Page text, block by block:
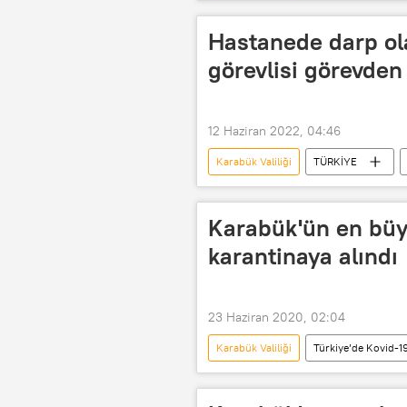
Hastanede darp
görevlisi görevden
12 Haziran 2022, 04:46
Karabük Valiliği TÜRKİYE
Kamu görevlisi
Karabük'ün en
karantinaya alındı
23 Haziran 2020, 02:04
Karabük Valiliği Türkiye’de Kovid-
KORONAVİRÜS
Karabük